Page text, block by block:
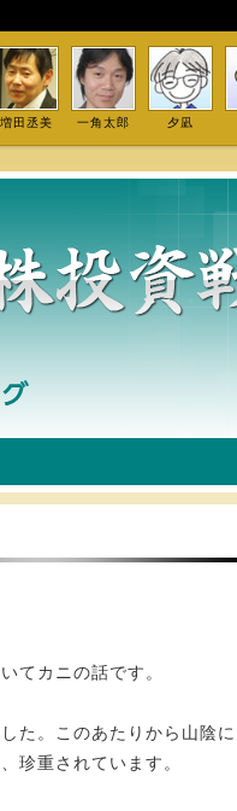
増田丞美 一角太郎 夕凪
てカニの話です。
た。このあたりから山陰に
珍重されています。